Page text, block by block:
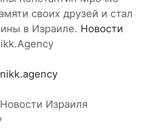
своих друзей и стал
в Израиле. Новости
nikk.agency
Израиля